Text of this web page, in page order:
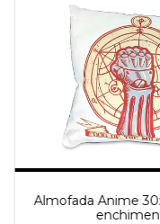
Almofada Anime